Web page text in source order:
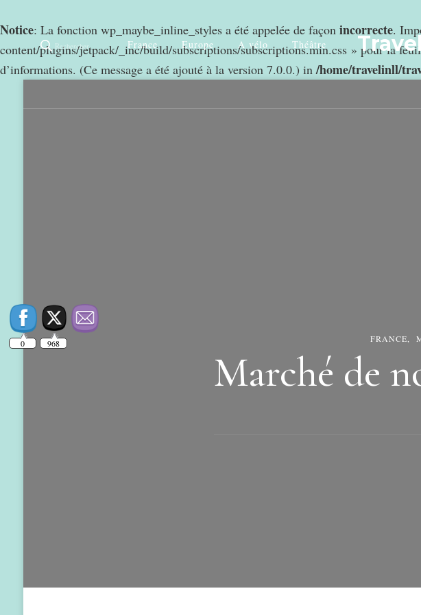
Notice: La fonction wp_maybe_inline_styles a été appelée de façon incorrecte.
content/plugins/jetpack/_inc/build/subscriptions/subscriptions.min.css » pour la
d’informations. (Ce message a été ajouté à la version 7.0.0.) in/home/travelinll/
Rechercher France Europe A vélo Théâtre
FRANCE
Marché de